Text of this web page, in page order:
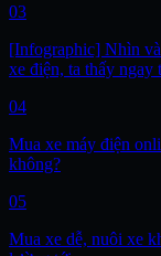
03
[Infographic] Nhìn
xe điện, ta thấy
04
Mua xe máy điện
không?
05
Mua xe dễ, nuôi xe